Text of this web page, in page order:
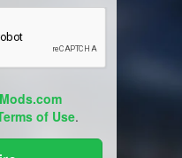
of Use.